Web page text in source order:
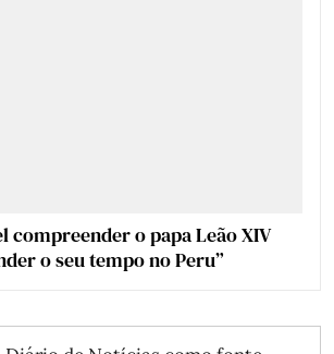
compreender o papa Leão XIV
o seu tempo no Peru”